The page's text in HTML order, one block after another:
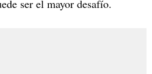
ser el mayor desafío.